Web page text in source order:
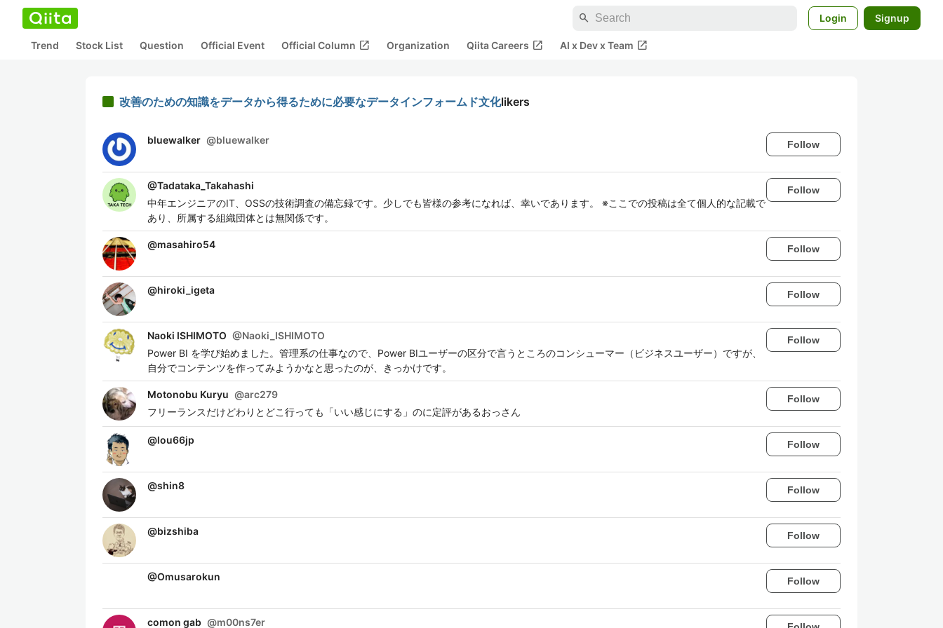
search Login Signup
Trend Stock List Question Official Event Official Column open_in_new Organization Qiita Careers open_in_new AI x Dev x Team open_in_new
改善のための知識をデータから得るために必要なデータインフォームド文化likers
bluewalker @bluewalker Follow
@Tadataka_Takahashi
中年エンジニアのIT、OSSの技術調査の備忘録です。少しでも皆様の参考になれば、幸いであります。 ※ここでの投稿は全て個人的な記載で
あり、所属する組織団体とは無関係です。
Follow
@masahiro54 Follow
@hiroki_igeta Follow
Naoki ISHIMOTO @Naoki_ISHIMOTO
Power BI を学び始めました。管理系の仕事なので、Power BIユーザーの区分で言うところのコンシューマー（ビジネスユーザー）ですが、
自分でコンテンツを作ってみようかなと思ったのが、きっかけです。
Follow
Motonobu Kuryu @arc279
フリーランスだけどわりとどこ行っても「いい感じにする」のに定評があるおっさん
Follow
@lou66jp Follow
@shin8 Follow
@bizshiba Follow
@Omusarokun Follow
comon gab @m00ns7er